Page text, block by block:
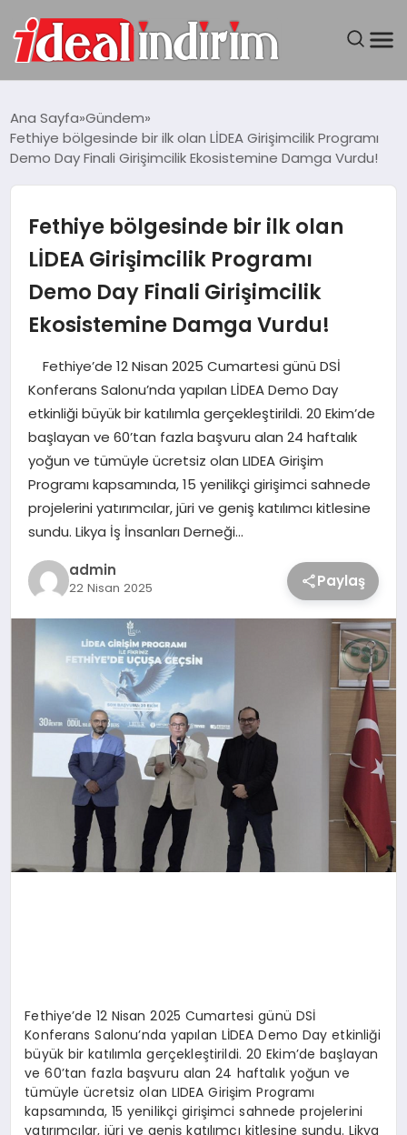
BILGISAYAR
SEYAHAT
TEKNOLOJI
Ana Sayfa Gündem
Fethiye bölgesinde bir ilk olan LİDEA Girişimcilik Programı
Demo Day Finali Girişimcilik Ekosistemine Damga Vurdu!
Fethiye bölgesinde bir ilk olan
LİDEA Girişimcilik Programı
Demo Day Finali Girişimcilik
Ekosistemine Damga Vurdu!
Fethiye’de 12 Nisan 2025 Cumartesi günü DSİ
Konferans Salonu’nda yapılan LİDEA Demo Day
etkinliği büyük bir katılımla gerçekleştirildi. 20 Ekim’de
başlayan ve 60’tan fazla başvuru alan 24 haftalık
yoğun ve tümüyle ücretsiz olan LIDEA Girişim
Programı kapsamında, 15 yenilikçi girişimci sahnede
projelerini yatırımcılar, jüri ve geniş katılımcı kitlesine
sundu. Likya İş İnsanları Derneği…
admin
22 Nisan 2025 Paylaş
Fethiye’de 12 Nisan 2025 Cumartesi günü DSİ
Konferans Salonu’nda yapılan LİDEA Demo Day etkinliği
büyük bir katılımla gerçekleştirildi. 20 Ekim’de başlayan
ve 60’tan fazla başvuru alan 24 haftalık yoğun ve
tümüyle ücretsiz olan LIDEA Girişim Programı
kapsamında, 15 yenilikçi girişimci sahnede projelerini
yatırımcılar, jüri ve geniş katılımcı kitlesine sundu. Likya